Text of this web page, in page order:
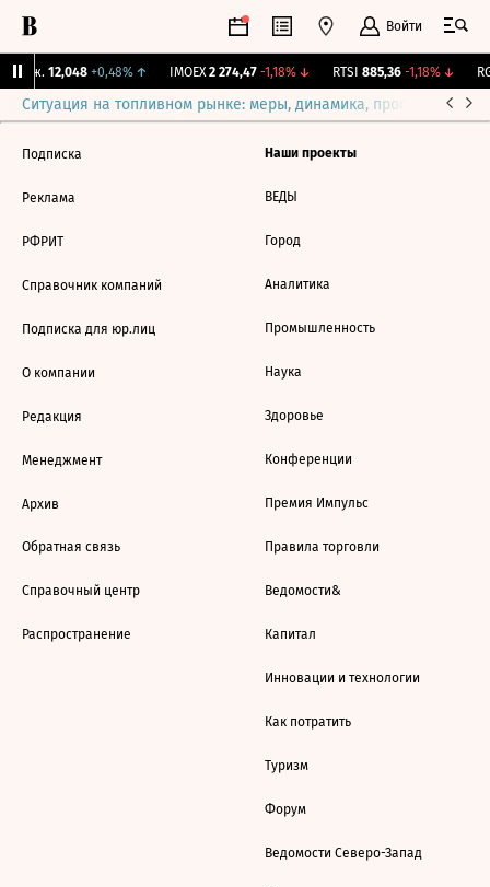
Войти
Бирж. 12,048 +0,48%↑ IMOEX 2 274,47 -1,18%↓ RTSI 885,36 -1,18%↓
Ситуация на топливном рынке: меры, динамика, прогнозы
Подписка
Реклама
РФРИТ
Справочник компаний
Подписка для юр.лиц
О компании
Редакция
Менеджмент
Архив
Обратная связь
Справочный центр
Распространение
Наши проекты
ВЕДЫ
Город
Аналитика
Промышленность
Наука
Здоровье
Конференции
Премия Импульс
Правила торговли
Ведомости&
Капитал
Инновации и технологии
Как потратить
Туризм
Форум
Ведомости Северо-Запад